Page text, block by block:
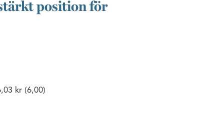
position för
kr (6,00)